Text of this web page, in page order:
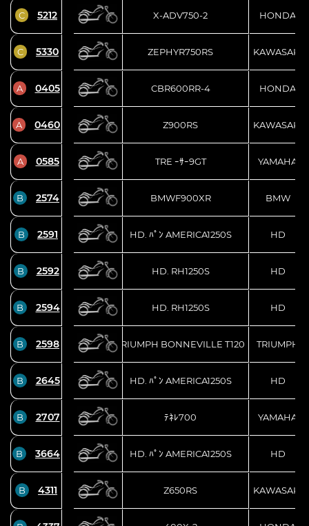
C 5212 X-ADV750-2 HONDA
C 5330 ZEPHYR750RS KAWASAKI
A 0405 CBR600RR-4 HONDA
A 0460 Z900RS KAWASAKI
A 0585 TRE ｰｻｰ9GT YAMAHA
B 2574 BMWF900XR BMW
B 2591 HD. ﾊﾟﾝ AMERICA1250S HD
B 2592 HD. RH1250S HD
B 2594 HD. RH1250S HD
B 2598 TRIUMPH BONNEVILLE T120 TRIUMPH
B 2645 HD. ﾊﾟﾝ AMERICA1250S HD
B 2707 ﾃﾈﾚ700 YAMAHA
B 3664 HD. ﾊﾟﾝ AMERICA1250S HD
B 4311 Z650RS KAWASAKI